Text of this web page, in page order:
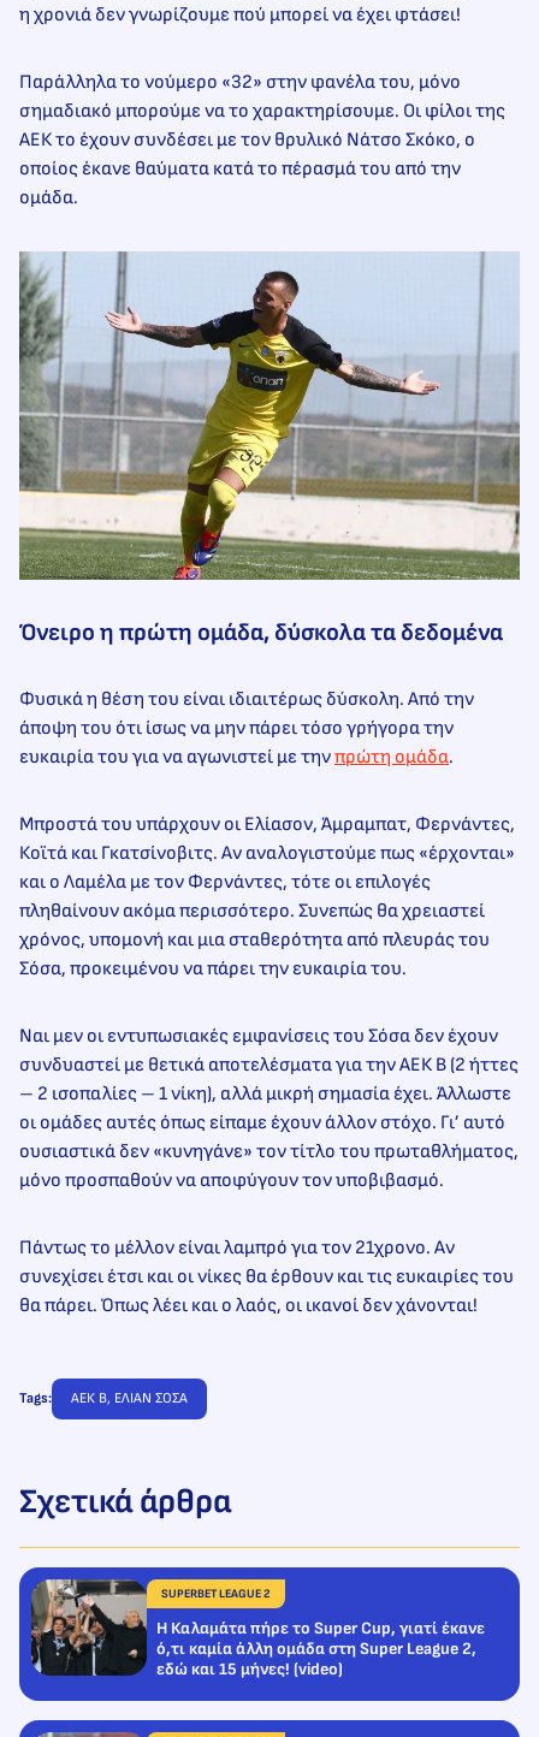
η χρονιά δεν γνωρίζουμε πού μπορεί να έχει φτάσει!
Παράλληλα το νούμερο «32» στην φανέλα του, μόνο
σημαδιακό μπορούμε να το χαρακτηρίσουμε. Οι φίλοι της
ΑΕΚ το έχουν συνδέσει με τον θρυλικό Νάτσο Σκόκο, ο
οποίος έκανε θαύματα κατά το πέρασμά του από την
ομάδα.
Όνειρο η πρώτη ομάδα, δύσκολα τα δεδομένα
Φυσικά η θέση του είναι ιδιαιτέρως δύσκολη. Από την
άποψη του ότι ίσως να μην πάρει τόσο γρήγορα την
ευκαιρία του για να αγωνιστεί με τηνπρώτη ομάδα.
Μπροστά του υπάρχουν οι Ελίασον, Άμραμπατ, Φερνάντες,
Κοϊτά και Γκατσίνοβιτς. Αν αναλογιστούμε πως «έρχονται»
και ο Λαμέλα με τον Φερνάντες, τότε οι επιλογές
πληθαίνουν ακόμα περισσότερο. Συνεπώς θα χρειαστεί
χρόνος, υπομονή και μια σταθερότητα από πλευράς του
Σόσα, προκειμένου να πάρει την ευκαιρία του.
Ναι μεν οι εντυπωσιακές εμφανίσεις του Σόσα δεν έχουν
συνδυαστεί με θετικά αποτελέσματα για την ΑΕΚ Β (2 ήττες
– 2 ισοπαλίες – 1 νίκη), αλλά μικρή σημασία έχει. Άλλωστε
οι ομάδες αυτές όπως είπαμε έχουν άλλον στόχο. Γι’ αυτό
ουσιαστικά δεν «κυνηγάνε» τον τίτλο του πρωταθλήματος,
μόνο προσπαθούν να αποφύγουν τον υποβιβασμό.
Πάντως το μέλλον είναι λαμπρό για τον 21χρονο. Αν
συνεχίσει έτσι και οι νίκες θα έρθουν και τις ευκαιρίες του
θα πάρει. Όπως λέει και ο λαός, οι ικανοί δεν χάνονται!
Tags: ΑΕΚ Β, ΕΛΙΑΝ ΣΟΣΑ
Σχετικά άρθρα
SUPERBET LEAGUE 2
Η Καλαμάτα πήρε το Super Cup, γιατί έκανε
ό,τι καμία άλλη ομάδα στη Super League 2,
εδώ και 15 μήνες! (video)